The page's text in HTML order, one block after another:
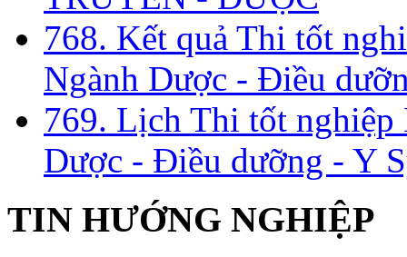
768. Kết quả Thi tốt
Ngành Dược - Điều
769. Lịch Thi tốt
Dược - Điều dưỡng - Y
TIN HƯỚNG NGHIỆP